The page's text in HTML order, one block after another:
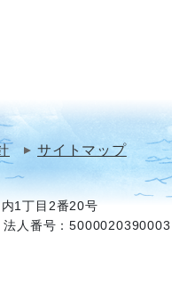
サイトマップ
1丁目2番20号
法人番号：5000020390003